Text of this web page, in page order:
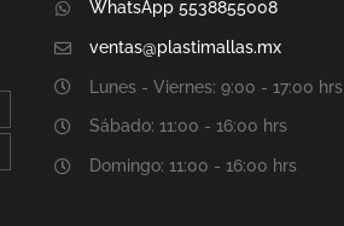
WhatsApp 5538855008
ventas@plastimallas.mx
Lunes - Viernes: 9:00 - 17:00 hrs
Sábado: 11:00 - 16:00 hrs
Domingo: 11:00 - 16:00 hrs